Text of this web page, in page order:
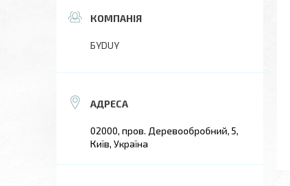
БYDUY
02000, пров. Деревообробний, 5,
Київ, Україна